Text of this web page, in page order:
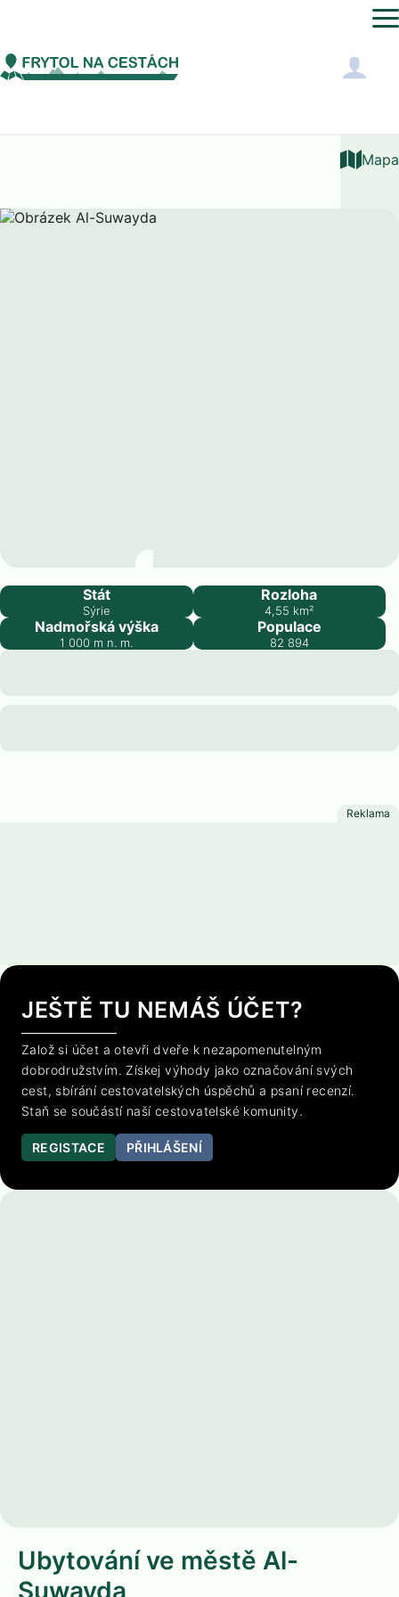
Asie Sýrie Al-Suwayda
Mapa
Al-Suwayda
Stát
Sýrie
Rozloha
4,55 km²
Nadmořská výška
1 000 m n. m.
Populace
82 894
JEŠTĚ TU NEMÁŠ ÚČET?
Založ si účet a otevři dveře k nezapomenutelným
dobrodružstvím. Získej výhody jako označování svých
cest, sbírání cestovatelských úspěchů a psaní recenzí.
Staň se součástí naší cestovatelské komunity.
REGISTACE PŘIHLÁŠENÍ
Ubytování ve městě Al-